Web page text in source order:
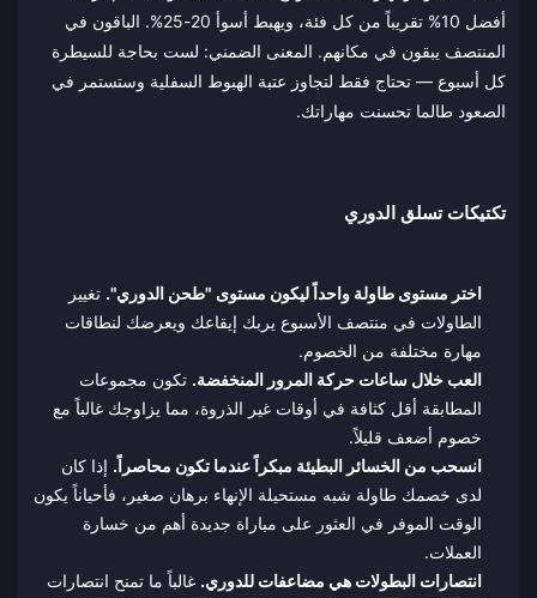
أفضل 10% تقريباً من كل فئة، ويهبط أسوأ 20-25%. الباقون في
المنتصف يبقون في مكانهم. المعنى الضمني: لست بحاجة للسيطرة
كل أسبوع — تحتاج فقط لتجاوز عتبة الهبوط السفلية وستستمر في
الصعود طالما تحسنت مهاراتك.
تكتيكات تسلق الدوري
اختر مستوى طاولة واحداً ليكون مستوى "طحن الدوري". تغيير
الطاولات في منتصف الأسبوع يربك إيقاعك ويعرضك لنطاقات
مهارة مختلفة من الخصوم.
العب خلال ساعات حركة المرور المنخفضة. تكون مجموعات
المطابقة أقل كثافة في أوقات غير الذروة، مما يزاوجك غالباً مع
خصوم أضعف قليلاً.
انسحب من الخسائر البطيئة مبكراً عندما تكون محاصراً. إذا كان
لدى خصمك طاولة شبه مستحيلة الإنهاء برهان صغير، فأحياناً يكون
الوقت الموفر في العثور على مباراة جديدة أهم من خسارة
العملات.
انتصارات البطولات هي مضاعفات للدوري. غالباً ما تمنح انتصارات